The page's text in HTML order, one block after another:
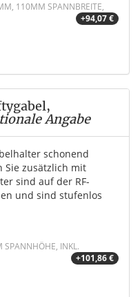
110MM SPANNBREITE,
+94,07 €
Angabe
schonend
Sie zusätzlich mit
sind auf der RF-
und sind stufenlos
SPANNHÖHE, INKL.
+101,86 €